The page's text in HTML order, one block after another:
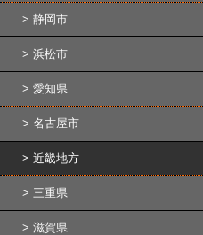
静岡市
浜松市
愛知県
名古屋市
近畿地方
三重県
滋賀県